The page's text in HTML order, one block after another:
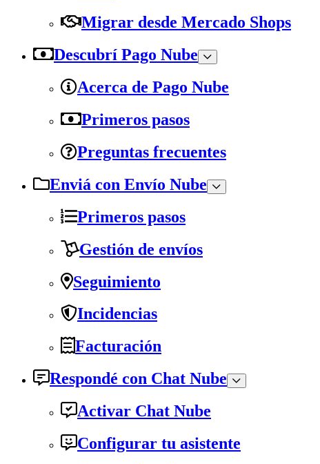
Migrar desde Mercado Shops
Descubrí Pago Nube
Acerca de Pago Nube
Primeros pasos
Preguntas frecuentes
Enviá con Envío Nube
Primeros pasos
Gestión de envíos
Seguimiento
Incidencias
Facturación
Respondé con Chat Nube
Activar Chat Nube
Configurar tu asistente